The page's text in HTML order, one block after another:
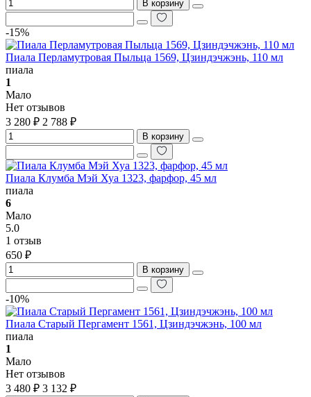
В корзину
-15%
Пиала Перламутровая Пыльца 1569, Цзиндэчжэнь, 110 мл
пиала
1
Мало
Нет отзывов
3 280 ₽ 2 788 ₽
В корзину
Пиала Клумба Мэй Хуа 1323, фарфор, 45 мл
пиала
6
Мало
5.0
1 отзыв
650 ₽
В корзину
-10%
Пиала Старый Пергамент 1561, Цзиндэчжэнь, 100 мл
пиала
1
Мало
Нет отзывов
3 480 ₽ 3 132 ₽